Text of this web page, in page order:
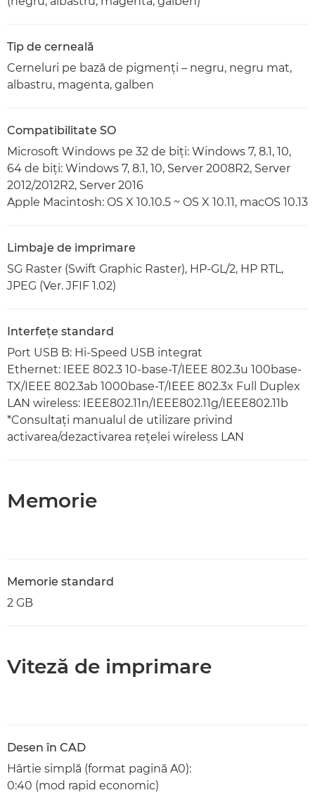
Tip de cerneală
Cerneluri pe bază de pigmenţi – negru, negru mat,
albastru, magenta, galben
Compatibilitate SO
Microsoft Windows pe 32 de biţi: Windows 7, 8.1, 10,
64 de biţi: Windows 7, 8.1, 10, Server 2008R2, Server
2012/2012R2, Server 2016
Apple Macintosh: OS X 10.10.5 ~ OS X 10.11, macOS 10.13
Limbaje de imprimare
SG Raster (Swift Graphic Raster), HP-GL/2, HP RTL,
JPEG (Ver. JFIF 1.02)
Interfeţe standard
Port USB B: Hi-Speed USB integrat
Ethernet: IEEE 802.3 10-base-T/IEEE 802.3u 100base-
TX/IEEE 802.3ab 1000base-T/IEEE 802.3x Full Duplex
LAN wireless: IEEE802.11n/IEEE802.11g/IEEE802.11b
*Consultaţi manualul de utilizare privind
activarea/dezactivarea reţelei wireless LAN
Memorie
Memorie standard
2 GB
Viteză de imprimare
Desen în CAD
Hârtie simplă (format pagină A0):
0:40 (mod rapid economic)